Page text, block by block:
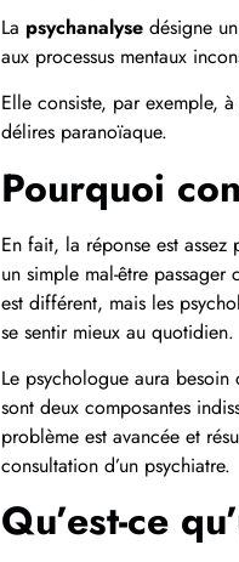
La psychanalysedésigne
aux processus mentaux
Elle consiste, par exemple,
délires paranoïaque.
Pourquoi
En fait, la réponse est
un simple mal-être
est différent, mais les
se sentir mieux au quotidien.
Le psychologue aura besoin
sont deux composantes
problème est avancée et
consultation d’un psychiatre.
Qu’est-ce